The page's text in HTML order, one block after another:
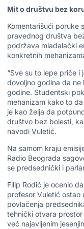
Mit o društvu bez
Komentarišući poruke
pravednog društva
podržava mladalački
konkretnih
“Sve su to lepe priče i
dovoljno godina da ne
godine. Studentski
mehanizam kako to
je kao želja da
društvo bez bolesti,
navodi Vuletić.
Na samom kraju
Radio Beograda
se predsednički i
Filip Rodić je ocenio
profesor Vuletić ostao
povlačenja
tehnički otvara
već najavljenim